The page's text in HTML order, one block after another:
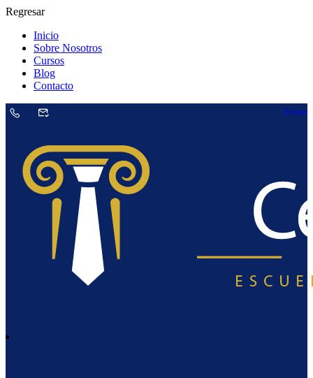
Regresar
Inicio
Sobre Nosotros
Cursos
Blog
Contacto
Entrar